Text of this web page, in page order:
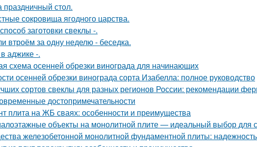
праздничный стол.
сокровища ягодного царства.
заготовки свеклы -.
втроём за одну неделю - беседка.
аджике -.
схема осенней обрезки винограда для начинающих
осенней обрезки винограда сорта Изабелла: полное руководство
сортов свеклы для разных регионов России: рекомендации
достопримечательности
плита на ЖБ сваях: особенности и преимущества
объекты на монолитной плите — идеальный выбор для
железобетонной монолитной фундаментной плиты: надежность